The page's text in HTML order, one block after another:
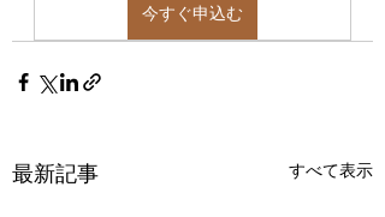
今すぐ申込む
最新記事 すべて表示